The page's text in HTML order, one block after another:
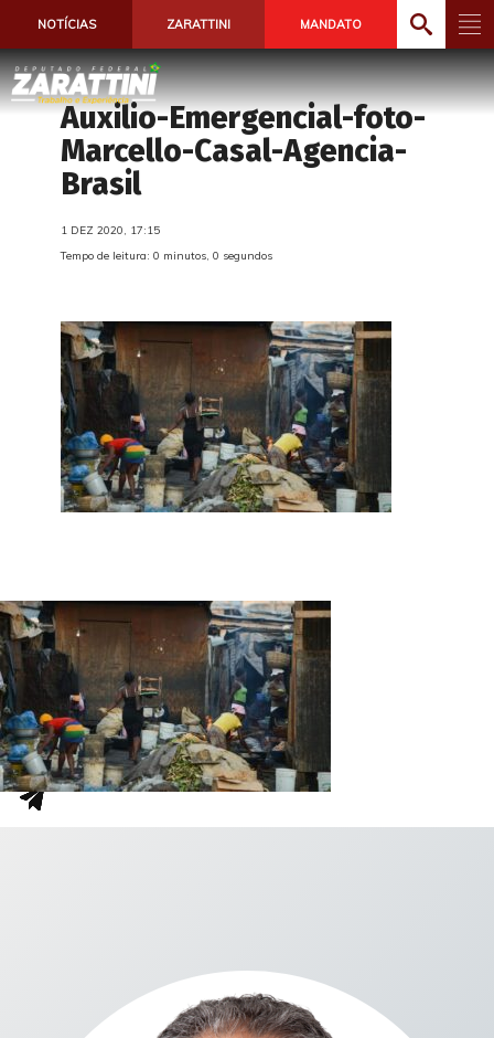
NOTÍCIAS ZARATTINI MANDATO
Auxilio-Emergencial-foto-
Marcello-Casal-Agencia-
Brasil
1 DEZ 2020, 17:15
Tempo de leitura: 0 minutos, 0 segundos